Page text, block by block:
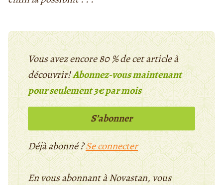
Vous avez encore 80 % de cet article à
découvrir!Abonnez-vous maintenant
pour seulement 3€ par mois
S’abonner
Déjà abonné ?Se connecter
En vous abonnant à Novastan, vous